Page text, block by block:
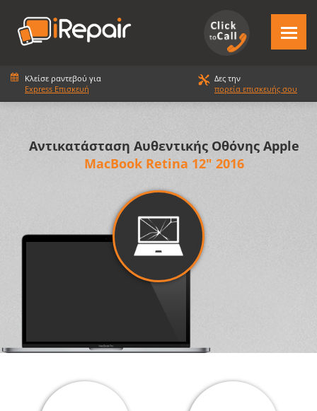
Κλείσε ραντεβού για
Express Επισκευή
Δες την
πορεία επισκευής σου
Αντικατάσταση Αυθεντικής Οθόνης Apple
MacBook Retina 12" 2016